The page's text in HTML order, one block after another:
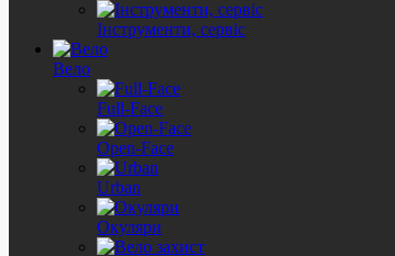
Інструменти, сервіс
Вело
Full-Face
Open-Face
Urban
Окуляри